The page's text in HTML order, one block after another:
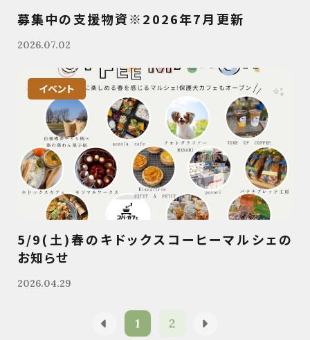
募集中の支援物資※2026年7月更新
2026.07.02
イベント
5/9(土)春のキドックスコーヒーマルシェの
お知らせ
2026.04.29
1 2